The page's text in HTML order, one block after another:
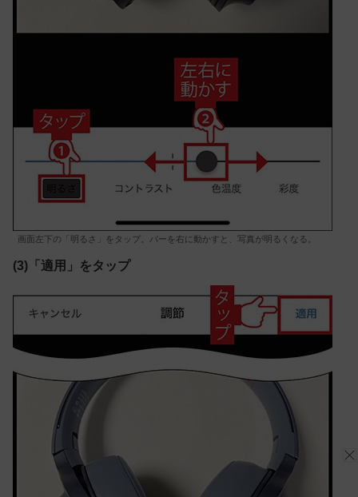
画面左下の「明るさ」をタップ。バーを右に動かすと、写真が明るくなる。
(3)「適用」をタップ